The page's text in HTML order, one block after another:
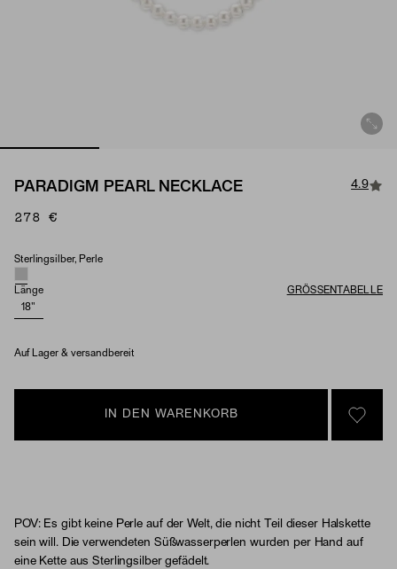
PARADIGM PEARL NECKLACE 4.9
278 €
Material & Stone Options
Sterlingsilber, Perle
Länge
GRÖSSENTABELLE
18"
Auf Lager & versandbereit
IN DEN WARENKORB
SIGN
POV: Es gibt keine Perle auf der Welt, die nicht Teil dieser Halskette
sein will. Die verwendeten Süßwasserperlen wurden per Hand auf
eine Kette aus Sterlingsilber gefädelt.